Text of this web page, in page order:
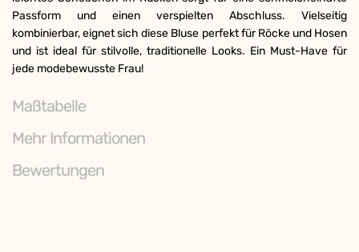
Passform und einen verspielten Abschluss. Vielseitig
kombinierbar, eignet sich diese Bluse perfekt für Röcke und Hosen
und ist ideal für stilvolle, traditionelle Looks. Ein Must-Have für
jede modebewusste Frau!
Maßtabelle
Mehr Informationen
Bewertungen